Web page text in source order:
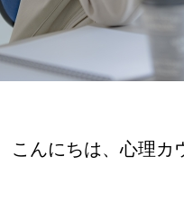
こんにちは、心理カ